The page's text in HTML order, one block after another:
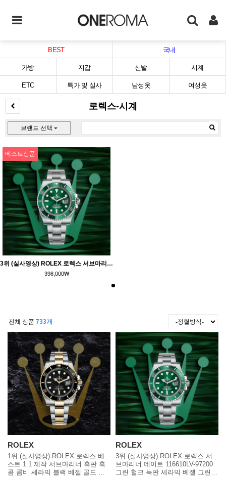
BEST 국내
가방 지갑 신발 시계
ETC 특가 및 실사 남성옷 여성옷
로렉스-시계
브랜드 선택
베스트상품
3위 (실사영상) ROLEX 로렉스 서브마리너 데이트 116610LV-97200 그린 헐크 녹판 세라믹 베젤 그린 다이얼 오이스터 브레이슬릿 스위스 ETA 2836-2 & 칼리버 3135 오토매틱 무브먼트 rol0646
398,000₩
전체 상품 733개
ROLEX
1위 (실사영상) ROLEX 로렉스 베
스트 1:1 제작 서브마리너 흑판 흑
콤 콤비 세라믹 블랙 베젤 골드 콤
ROLEX
3위 (실사영상) ROLEX 로렉스 서
브마리너 데이트 116610LV-97200
그린 헐크 녹판 세라믹 베젤 그린